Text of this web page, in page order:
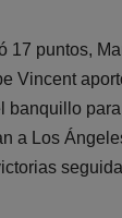
17 puntos,
Vincent
banquillo
a Los